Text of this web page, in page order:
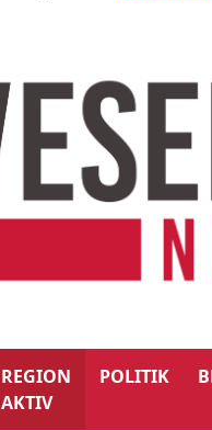
REGION
AKTIV
POLITIK